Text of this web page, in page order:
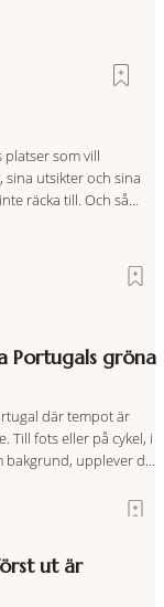
som vill
utsikter och sina
räcka till. Och så
Portugals gröna
där tempot är
Till fots eller på cykel, i
bakgrund, upplever du
ut är